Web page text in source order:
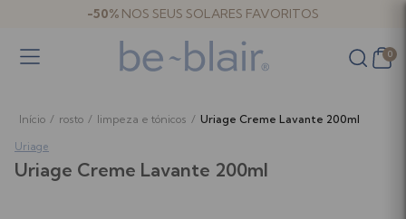
-50% NOS SEUS SOLARES FAVORITOS
0
Início / rosto / limpeza e tónicos / Uriage Creme Lavante 200ml
Uriage
Uriage Creme Lavante 200ml